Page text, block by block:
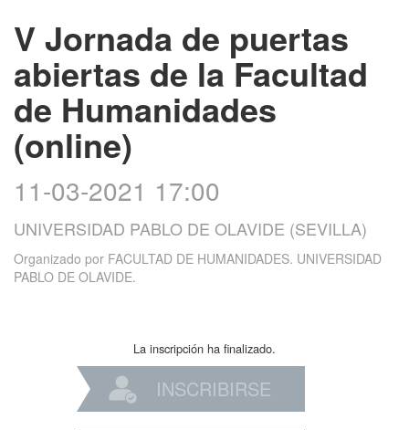
V Jornada de puertas
abiertas de la Facultad
de Humanidades
(online)
11-03-2021 17:00
UNIVERSIDAD PABLO DE OLAVIDE (SEVILLA)
Organizado por FACULTAD DE HUMANIDADES. UNIVERSIDAD
PABLO DE OLAVIDE.
La inscripción ha finalizado.
INSCRIBIRSE